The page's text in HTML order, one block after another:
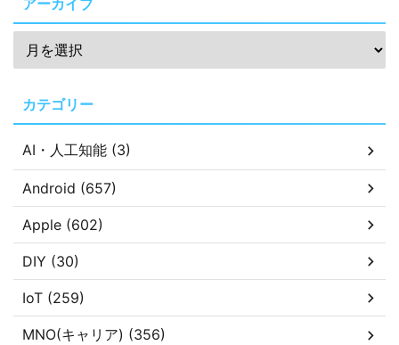
アーカイブ
カテゴリー
AI・人工知能 (3)
Android (657)
Apple (602)
DIY (30)
IoT (259)
MNO(キャリア) (356)